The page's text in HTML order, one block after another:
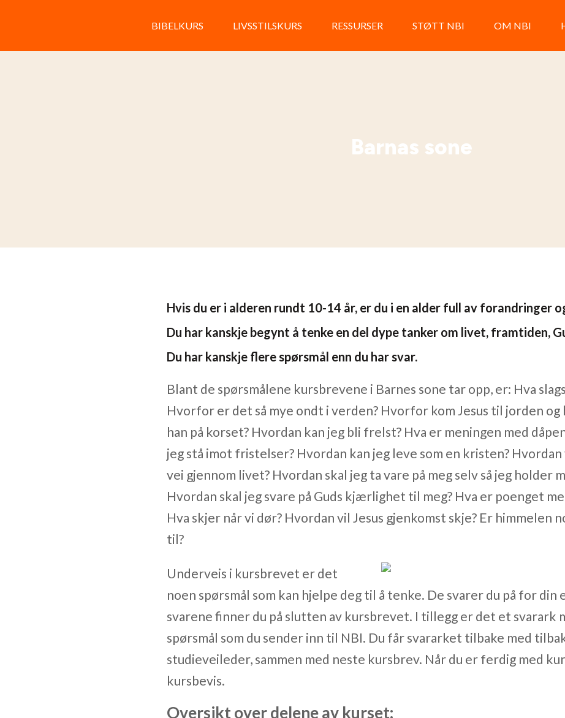
BIBELKURS LIVSSTILSKURS RESSURSER STØTT NBI OM NBI
Barnas sone
Hvis du er i alderen rundt 10-14 år, er du i en alder full av forandringer
Du har kanskje begynt å tenke en del dype tanker om livet, framtiden,
Du har kanskje flere spørsmål enn du har svar.
Blant de spørsmålene kursbrevene i Barnes sone tar opp, er: Hva
Hvorfor er det så mye ondt i verden? Hvorfor kom Jesus til jorden
han på korset? Hvordan kan jeg bli frelst? Hva er meningen med
jeg stå imot fristelser? Hvordan kan jeg leve som en kristen? Hvordan
vei gjennom livet? Hvordan skal jeg ta vare på meg selv så jeg holder
Hvordan skal jeg svare på Guds kjærlighet til meg? Hva er poenget
Hva skjer når vi dør? Hvordan vil Jesus gjenkomst skje? Er himmelen
til?
Underveis i kursbrevet er det
noen spørsmål som kan hjelpe deg til å tenke. De svarer du på for din
svarene finner du på slutten av kursbrevet. I tillegg er det et svarark
spørsmål som du sender inn til NBI. Du får svararket tilbake med
studieveileder, sammen med neste kursbrev. Når du er ferdig med
kursbevis.
Oversikt over delene av kurset: